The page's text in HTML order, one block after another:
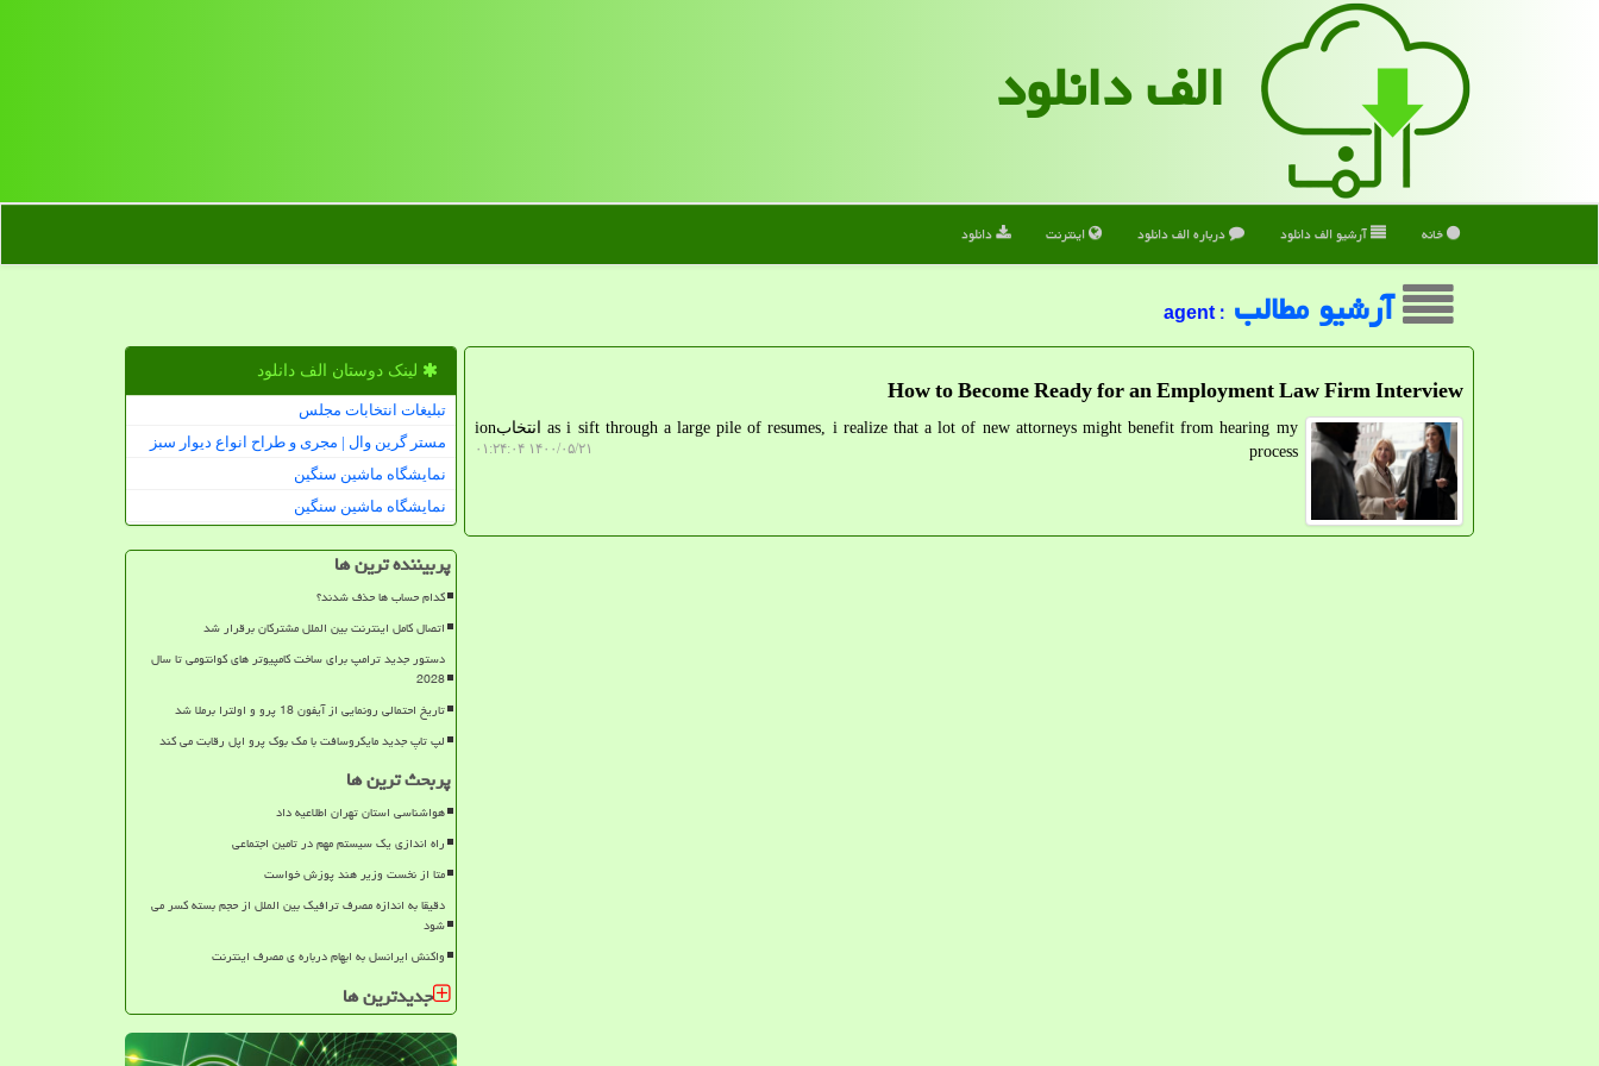
الف دانلود
خانه آرشیو الف دانلود درباره الف دانلود اینترنت دانلود
آرشیو مطالب : agent
How to Become Ready for an Employment Law Firm Interview
as i sift through a large pile of resumes, i realize that a lot of new attorneys might benefit from hearing my انتخابion
process
۱۴۰۰/۰۵/۲۱ ۰۱:۲۴:۰۴
لینک دوستان الف دانلود
تبلیغات انتخابات مجلس
مستر گرین وال | مجری و طراح انواع دیوار سبز
نمایشگاه ماشین سنگین
نمایشگاه ماشین سنگین
پربیننده ترین ها
کدام حساب ها حذف شدند؟
اتصال کامل اینترنت بین الملل مشترکان برقرار شد
دستور جدید ترامپ برای ساخت کامپیوتر های کوانتومی تا سال
2028
تاریخ احتمالی رونمایی از آیفون 18 پرو و اولترا برملا شد
لپ تاپ جدید مایکروسافت با مک بوک پرو اپل رقابت می کند
پربحث ترین ها
هواشناسی استان تهران اطلاعیه داد
راه اندازی یک سیستم مهم در تامین اجتماعی
متا از نخست وزیر هند پوزش خواست
دقیقا به اندازه مصرف ترافیک بین الملل از حجم بسته کسر می
شود
واکنش ایرانسل به ابهام درباره ی مصرف اینترنت
جدیدترین ها